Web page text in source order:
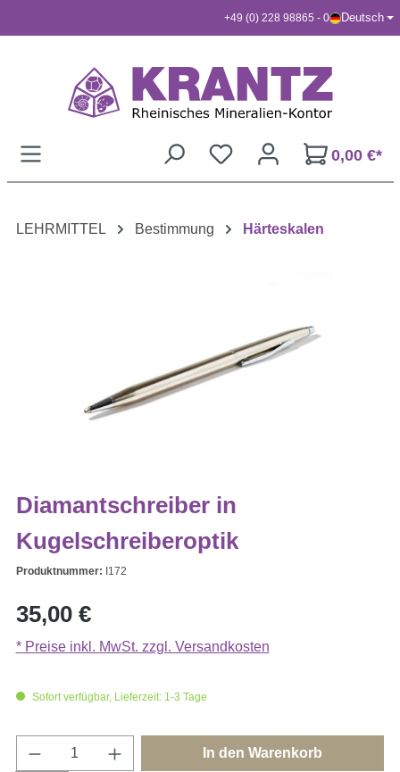
+49 (0) 228 98865 - 0 Deutsch
0,00 €*
LEHRMITTEL Bestimmung Härteskalen
Diamantschreiber in
Kugelschreiberoptik
Produktnummer: I172
Regulärer Preis:
35,00 €
* Preise inkl. MwSt. zzgl. Versandkosten
Sofort verfügbar, Lieferzeit: 1-3 Tage
Produkt Anzahl: Gib den gewünschten
In den Warenkorb